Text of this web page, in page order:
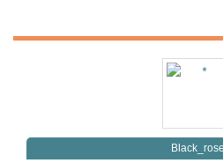
Black_rose